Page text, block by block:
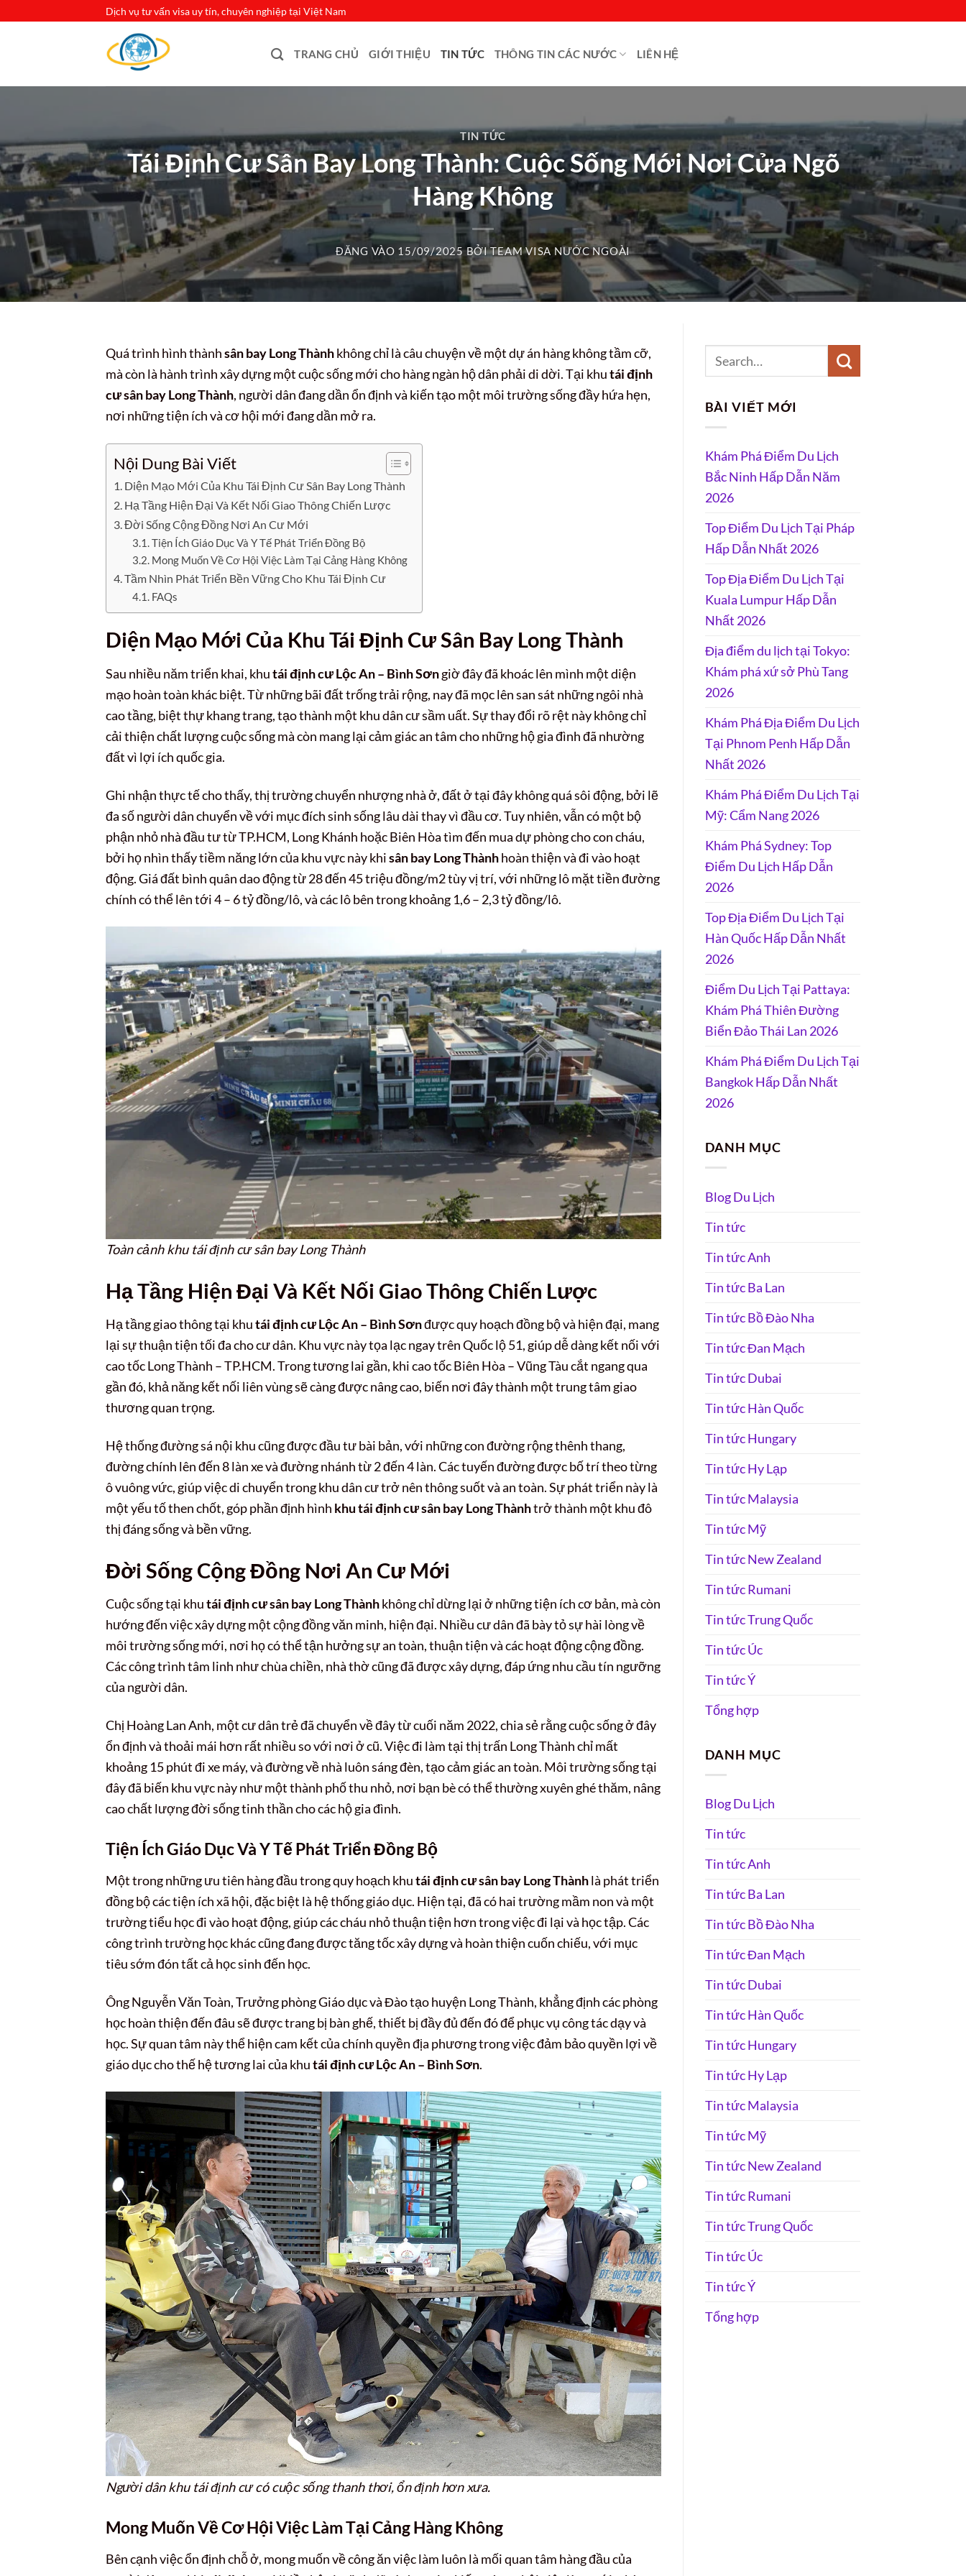
Dịch vụ tư vấn visa uy tín, chuyên nghiệp tại Việt Nam
TRANG CHỦ GIỚI THIỆU TIN TỨC THÔNG TIN CÁC NƯỚC LIÊN HỆ
TIN TỨC
Tái Định Cư Sân Bay Long Thành: Cuộc Sống Mới Nơi Cửa Ngõ
Hàng Không
ĐĂNG VÀO 15/09/2025 BỞITEAM VISA NƯỚC NGOÀI
Quá trình hình thànhsân bay Long Thànhkhông chỉ là câu chuyện về một dự án hàng không tầm cỡ,
mà còn là hành trình xây dựng một cuộc sống mới cho hàng ngàn hộ dân phải di dời. Tại khutái định
cư sân bay Long Thành, người dân đang dần ổn định và kiến tạo một môi trường sống đầy hứa hẹn,
nơi những tiện ích và cơ hội mới đang dần mở ra.
Nội Dung Bài Viết
Diện Mạo Mới Của Khu Tái Định Cư Sân Bay Long Thành
Hạ Tầng Hiện Đại Và Kết Nối Giao Thông Chiến Lược
Đời Sống Cộng Đồng Nơi An Cư Mới
Tiện Ích Giáo Dục Và Y Tế Phát Triển Đồng Bộ
Mong Muốn Về Cơ Hội Việc Làm Tại Cảng Hàng Không
Tầm Nhìn Phát Triển Bền Vững Cho Khu Tái Định Cư
FAQs
Diện Mạo Mới Của Khu Tái Định Cư Sân Bay Long Thành
Sau nhiều năm triển khai, khutái định cư Lộc An – Bình Sơngiờ đây đã khoác lên mình một diện
mạo hoàn toàn khác biệt. Từ những bãi đất trống trải rộng, nay đã mọc lên san sát những ngôi nhà
cao tầng, biệt thự khang trang, tạo thành một khu dân cư sầm uất. Sự thay đổi rõ rệt này không chỉ
cải thiện chất lượng cuộc sống mà còn mang lại cảm giác an tâm cho những hộ gia đình đã nhường
đất vì lợi ích quốc gia.
Ghi nhận thực tế cho thấy, thị trường chuyển nhượng nhà ở, đất ở tại đây không quá sôi động, bởi lẽ
đa số người dân chuyển về với mục đích sinh sống lâu dài thay vì đầu cơ. Tuy nhiên, vẫn có một bộ
phận nhỏ nhà đầu tư từ TP.HCM, Long Khánh hoặc Biên Hòa tìm đến mua dự phòng cho con cháu,
bởi họ nhìn thấy tiềm năng lớn của khu vực này khisân bay Long Thànhhoàn thiện và đi vào hoạt
động. Giá đất bình quân dao động từ 28 đến 45 triệu đồng/m2 tùy vị trí, với những lô mặt tiền đường
chính có thể lên tới 4 – 6 tỷ đồng/lô, và các lô bên trong khoảng 1,6 – 2,3 tỷ đồng/lô.
Toàn cảnh khu tái định cư sân bay Long Thành
Hạ Tầng Hiện Đại Và Kết Nối Giao Thông Chiến Lược
Hạ tầng giao thông tại khutái định cư Lộc An – Bình Sơnđược quy hoạch đồng bộ và hiện đại, mang
lại sự thuận tiện tối đa cho cư dân. Khu vực này tọa lạc ngay trên Quốc lộ 51, giúp dễ dàng kết nối với
cao tốc Long Thành – TP.HCM. Trong tương lai gần, khi cao tốc Biên Hòa – Vũng Tàu cắt ngang qua
gần đó, khả năng kết nối liên vùng sẽ càng được nâng cao, biến nơi đây thành một trung tâm giao
thương quan trọng.
Hệ thống đường sá nội khu cũng được đầu tư bài bản, với những con đường rộng thênh thang,
đường chính lên đến 8 làn xe và đường nhánh từ 2 đến 4 làn. Các tuyến đường được bố trí theo từng
ô vuông vức, giúp việc di chuyển trong khu dân cư trở nên thông suốt và an toàn. Sự phát triển này là
một yếu tố then chốt, góp phần định hình khu tái định cư sân bay Long Thànhtrở thành một khu đô
thị đáng sống và bền vững.
Đời Sống Cộng Đồng Nơi An Cư Mới
Cuộc sống tại khutái định cư sân bay Long Thànhkhông chỉ dừng lại ở những tiện ích cơ bản, mà còn
hướng đến việc xây dựng một cộng đồng văn minh, hiện đại. Nhiều cư dân đã bày tỏ sự hài lòng về
môi trường sống mới, nơi họ có thể tận hưởng sự an toàn, thuận tiện và các hoạt động cộng đồng.
Các công trình tâm linh như chùa chiền, nhà thờ cũng đã được xây dựng, đáp ứng nhu cầu tín ngưỡng
của người dân.
Chị Hoàng Lan Anh, một cư dân trẻ đã chuyển về đây từ cuối năm 2022, chia sẻ rằng cuộc sống ở đây
ổn định và thoải mái hơn rất nhiều so với nơi ở cũ. Việc đi làm tại thị trấn Long Thành chỉ mất
khoảng 15 phút đi xe máy, và đường về nhà luôn sáng đèn, tạo cảm giác an toàn. Môi trường sống tại
đây đã biến khu vực này như một thành phố thu nhỏ, nơi bạn bè có thể thường xuyên ghé thăm, nâng
cao chất lượng đời sống tinh thần cho các hộ gia đình.
Tiện Ích Giáo Dục Và Y Tế Phát Triển Đồng Bộ
Một trong những ưu tiên hàng đầu trong quy hoạch khutái định cư sân bay Long Thànhlà phát triển
đồng bộ các tiện ích xã hội, đặc biệt là hệ thống giáo dục. Hiện tại, đã có hai trường mầm non và một
trường tiểu học đi vào hoạt động, giúp các cháu nhỏ thuận tiện hơn trong việc đi lại và học tập. Các
công trình trường học khác cũng đang được tăng tốc xây dựng và hoàn thiện cuốn chiếu, với mục
tiêu sớm đón tất cả học sinh đến học.
Ông Nguyễn Văn Toàn, Trưởng phòng Giáo dục và Đào tạo huyện Long Thành, khẳng định các phòng
học hoàn thiện đến đâu sẽ được trang bị bàn ghế, thiết bị đầy đủ đến đó để phục vụ công tác dạy và
học. Sự quan tâm này thể hiện cam kết của chính quyền địa phương trong việc đảm bảo quyền lợi về
giáo dục cho thế hệ tương lai của khutái định cư Lộc An – Bình Sơn.
Người dân khu tái định cư có cuộc sống thanh thơi, ổn định hơn xưa.
Mong Muốn Về Cơ Hội Việc Làm Tại Cảng Hàng Không
Bên cạnh việc ổn định chỗ ở, mong muốn về công ăn việc làm luôn là mối quan tâm hàng đầu của
BÀI VIẾT MỚI
Khám Phá Điểm Du Lịch
Bắc Ninh Hấp Dẫn Năm
2026
Top Điểm Du Lịch Tại Pháp
Hấp Dẫn Nhất 2026
Top Địa Điểm Du Lịch Tại
Kuala Lumpur Hấp Dẫn
Nhất 2026
Địa điểm du lịch tại Tokyo:
Khám phá xứ sở Phù Tang
2026
Khám Phá Địa Điểm Du Lịch
Tại Phnom Penh Hấp Dẫn
Nhất 2026
Khám Phá Điểm Du Lịch Tại
Mỹ: Cẩm Nang 2026
Khám Phá Sydney: Top
Điểm Du Lịch Hấp Dẫn
2026
Top Địa Điểm Du Lịch Tại
Hàn Quốc Hấp Dẫn Nhất
2026
Điểm Du Lịch Tại Pattaya:
Khám Phá Thiên Đường
Biển Đảo Thái Lan 2026
Khám Phá Điểm Du Lịch Tại
Bangkok Hấp Dẫn Nhất
2026
DANH MỤC
Blog Du Lịch
Tin tức
Tin tức Anh
Tin tức Ba Lan
Tin tức Bồ Đào Nha
Tin tức Đan Mạch
Tin tức Dubai
Tin tức Hàn Quốc
Tin tức Hungary
Tin tức Hy Lạp
Tin tức Malaysia
Tin tức Mỹ
Tin tức New Zealand
Tin tức Rumani
Tin tức Trung Quốc
Tin tức Úc
Tin tức Ý
Tổng hợp
DANH MỤC
Blog Du Lịch
Tin tức
Tin tức Anh
Tin tức Ba Lan
Tin tức Bồ Đào Nha
Tin tức Đan Mạch
Tin tức Dubai
Tin tức Hàn Quốc
Tin tức Hungary
Tin tức Hy Lạp
Tin tức Malaysia
Tin tức Mỹ
Tin tức New Zealand
Tin tức Rumani
Tin tức Trung Quốc
Tin tức Úc
Tin tức Ý
Tổng hợp